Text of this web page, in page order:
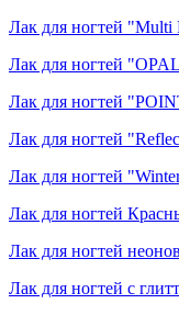
Лак для ногтей "Multi
Лак для ногтей
Лак для ногтей
Лак для ногтей
Лак для ногтей
Лак для ногтей
Лак для ногтей
Лак для ногтей с